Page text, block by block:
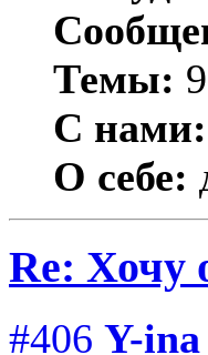
Темы: 9
С нами:
О себе:
Re: Хочу
#406 Y-ina